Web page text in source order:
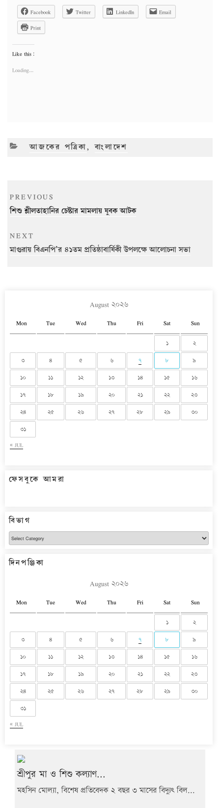
Facebook
Twitter LinkedIn
Email
Print
Like this:
Loading...
CATEGORIES
আজকের পত্রিকা,বাংলাদেশ
navigation
Previous
Post
PREVIOUS
শিশু শ্লীলতাহানির চেষ্টার মামলায় যুবক আটক
Next
Post
NEXT
মাগুরায় বিএনপি’র ৪১তম প্রতিষ্ঠাবার্ষিকী উপলক্ষে আলোচনা সভা
August ২০২৬
Mon Tue Wed Thu Fri Sat Sun
« JUL
১ ২
৩ ৪ ৫ ৬ ৭ ৮ ৯
১০ ১১ ১২ ১৩ ১৪ ১৫ ১৬
১৭ ১৮ ১৯ ২০ ২১ ২২ ২৩
২৪ ২৫ ২৬ ২৭ ২৮ ২৯ ৩০
৩১
ফেসবুকে আমরা
বিভাগ
বিভাগ
দিনপঞ্জিকা
August ২০২৬
Mon Tue Wed Thu Fri Sat Sun
« JUL
১ ২
৩ ৪ ৫ ৬ ৭ ৮ ৯
১০ ১১ ১২ ১৩ ১৪ ১৫ ১৬
১৭ ১৮ ১৯ ২০ ২১ ২২ ২৩
২৪ ২৫ ২৬ ২৭ ২৮ ২৯ ৩০
৩১
শ্রীপুর মা ও শিশু কল্যাণ...
মহসিন মোল্যা, বিশেষ প্রতিবেদক ২ বছর ৩ মাসের বিদ্যুৎ বিল...